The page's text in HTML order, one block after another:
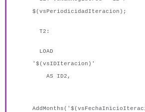
$(vsPeriodicidadIteracion);
T2:
LOAD
AS ID2,